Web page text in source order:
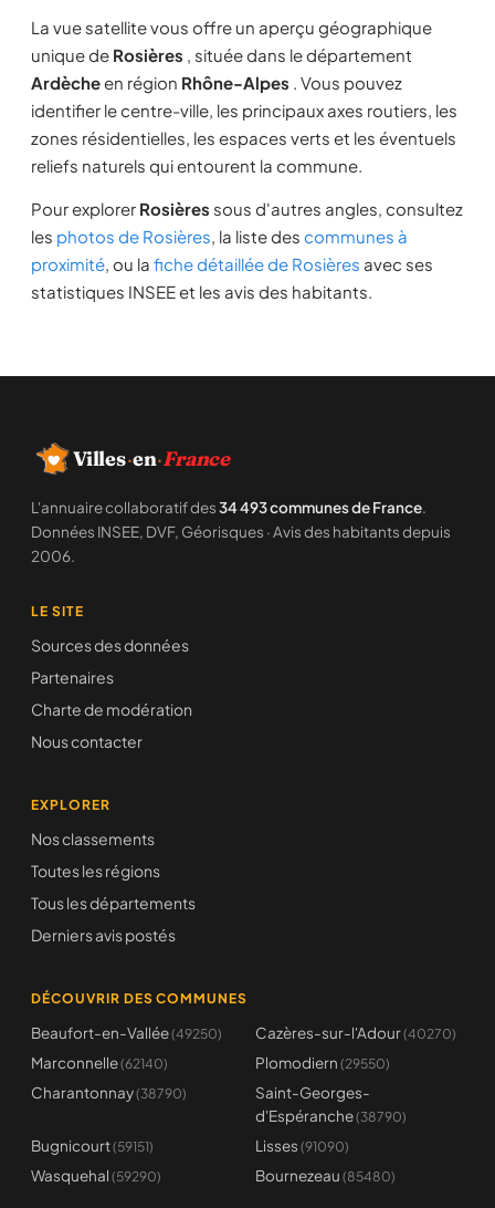
La vue satellite vous offre un aperçu géographique
unique de Rosières , située dans le département
Ardècheen région Rhône-Alpes . Vous pouvez
identifier le centre-ville, les principaux axes routiers, les
zones résidentielles, les espaces verts et les éventuels
reliefs naturels qui entourent la commune.
Pour explorer Rosières sous d'autres angles, consultez
les photos de Rosières, la liste des communes à
proximité, ou la fiche détaillée de Rosières avec ses
statistiques INSEE et les avis des habitants.
Villes·en·France
L'annuaire collaboratif des34 493 communes de France.
Données INSEE, DVF, Géorisques · Avis des habitants depuis
2006.
LE SITE
Sources des données
Partenaires
Charte de modération
Nous contacter
EXPLORER
Nos classements
Toutes les régions
Tous les départements
Derniers avis postés
DÉCOUVRIR DES COMMUNES
Beaufort-en-Vallée(49250) Cazères-sur-l'Adour(40270)
Marconnelle(62140) Plomodiern (29550)
Charantonnay(38790)
Saint-Georges-
d'Espéranche(38790)
Bugnicourt(59151) Lisses (91090)
Wasquehal (59290) Bournezeau (85480)